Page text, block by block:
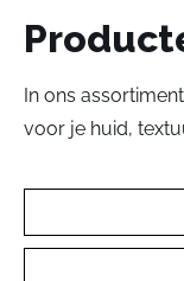
In ons
voor je huid,